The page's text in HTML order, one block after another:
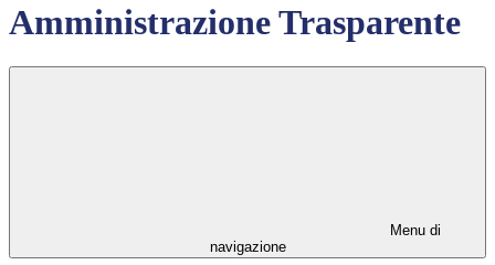
Amministrazione Trasparente
Menu di
navigazione